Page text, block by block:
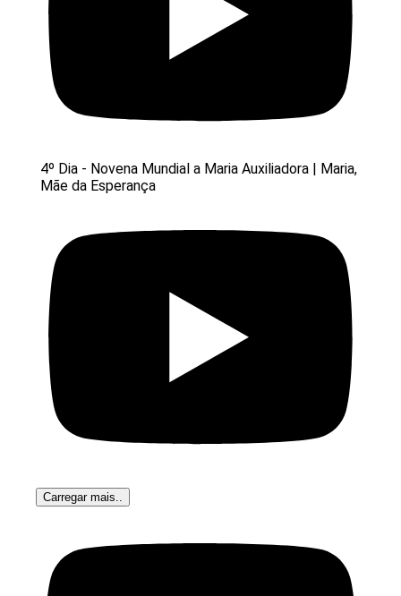
4º Dia - Novena Mundial a Maria Auxiliadora | Maria,
Mãe da Esperança
Carregar mais..